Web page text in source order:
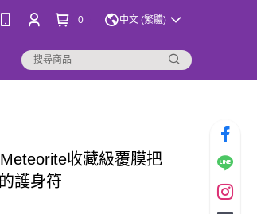
0 中文 (繁體)
收藏級覆膜把
護身符